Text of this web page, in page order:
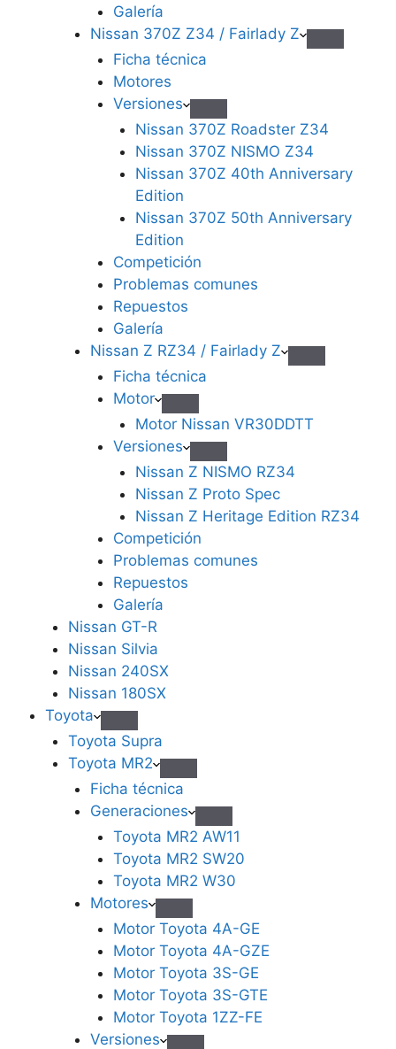
Galería
Nissan 370Z Z34 / Fairlady Z
Ficha técnica
Motores
Versiones
Nissan 370Z Roadster Z34
Nissan 370Z NISMO Z34
Nissan 370Z 40th Anniversary
Edition
Nissan 370Z 50th Anniversary
Edition
Competición
Problemas comunes
Repuestos
Galería
Nissan Z RZ34 / Fairlady Z
Ficha técnica
Motor
Motor Nissan VR30DDTT
Versiones
Nissan Z NISMO RZ34
Nissan Z Proto Spec
Nissan Z Heritage Edition RZ34
Competición
Problemas comunes
Repuestos
Galería
Nissan GT-R
Nissan Silvia
Nissan 240SX
Nissan 180SX
Toyota
Toyota Supra
Toyota MR2
Ficha técnica
Generaciones
Toyota MR2 AW11
Toyota MR2 SW20
Toyota MR2 W30
Motores
Motor Toyota 4A-GE
Motor Toyota 4A-GZE
Motor Toyota 3S-GE
Motor Toyota 3S-GTE
Motor Toyota 1ZZ-FE
Versiones